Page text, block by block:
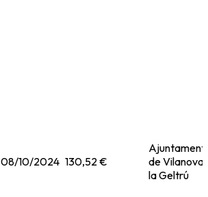
08/10/2024 130,52 €
Ajuntament
de Vilanova i
la Geltrú